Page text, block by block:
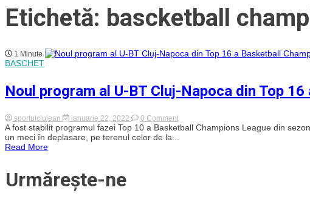
Etichetă: bascketball
1 Minute
BASCHET
Noul program al U-BT Cluj-Napoca din Top
sportulclujean ianuarie 22, 2022 0 Commenton
Noul
al
A fost stabilit programul fazei Top 10 a Basketball Champions League din
un meci în deplasare, pe terenul celor de la...
Read More
Urmărește-ne